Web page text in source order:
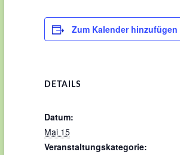
Zum Kalender hinzufügen
DETAILS
Datum:
Mai 15
Veranstaltungskategorie: